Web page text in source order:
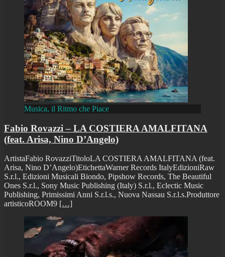
Musica, il Ritmo che Piace
Fabio Rovazzi – LA COSTIERA AMALFITANA
(feat. Arisa, Nino D’Angelo)
ArtistaFabio RovazziTitoloLA COSTIERA AMALFITANA (feat.
Arisa, Nino D’Angelo)EtichettaWarner Records ItalyEdizioniRaw
S.r.l., Edizioni Musicali Biondo, Pipshow Records, The Beautiful
Ones S.r.l., Sony Music Publishing (Italy) S.r.l., Eclectic Music
Publishing, Primissimi Anni S.r.l.s., Nuova Nassau S.r.l.s.Produttore
artisticoROOM9 […]